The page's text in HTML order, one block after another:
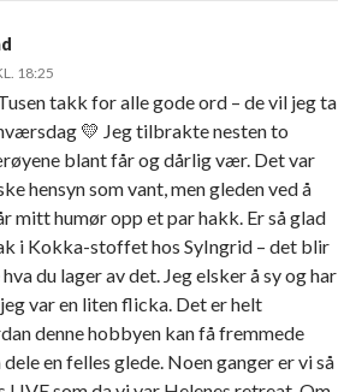
18:25
takk for alle gode ord – de vil jeg ta
💛 Jeg tilbrakte nesten to
blant får og dårlig vær. Det var
hensyn som vant, men gleden ved å
mitt humør opp et par hakk. Er så glad
i Kokka-stoffet hos SyIngrid – det blir
hva du lager av det. Jeg elsker å sy og har
var en liten flicka. Det er helt
denne hobbyen kan få fremmede
en felles glede. Noen ganger er vi så